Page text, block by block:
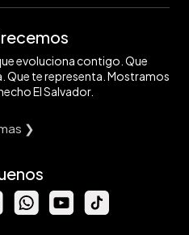
evoluciona contigo. Que
Que te representa. Mostramos
El Salvador.
❯